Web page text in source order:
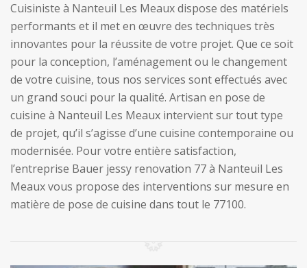
Cuisiniste à Nanteuil Les Meaux dispose des matériels
performants et il met en œuvre des techniques très
innovantes pour la réussite de votre projet. Que ce soit
pour la conception, l’aménagement ou le changement
de votre cuisine, tous nos services sont effectués avec
un grand souci pour la qualité. Artisan en pose de
cuisine à Nanteuil Les Meaux intervient sur tout type
de projet, qu’il s’agisse d’une cuisine contemporaine ou
modernisée. Pour votre entière satisfaction,
l’entreprise Bauer jessy renovation 77 à Nanteuil Les
Meaux vous propose des interventions sur mesure en
matière de pose de cuisine dans tout le 77100.